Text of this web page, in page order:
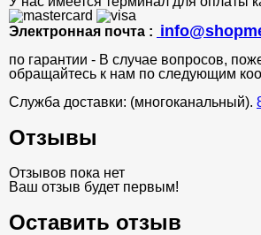
Электронная почта :
по гарантии - В случае вопросов,
обращайтесь к нам по следующим
Служба доставки: (многоканальный).
Отзывы
Отзывов пока нет
Ваш отзыв будет первым!
Оставить отзыв